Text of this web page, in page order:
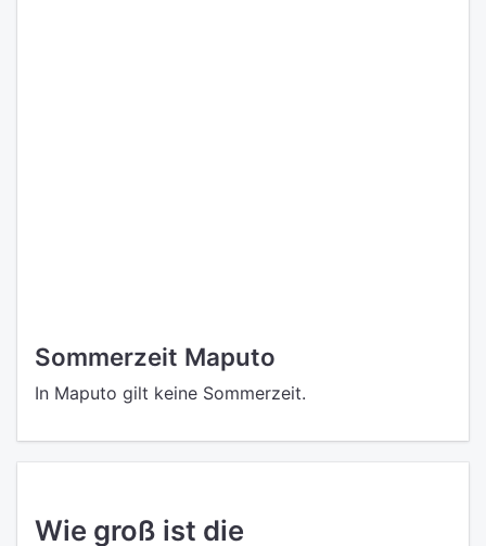
Sommerzeit Maputo
In Maputo gilt keine Sommerzeit.
Wie groß ist die